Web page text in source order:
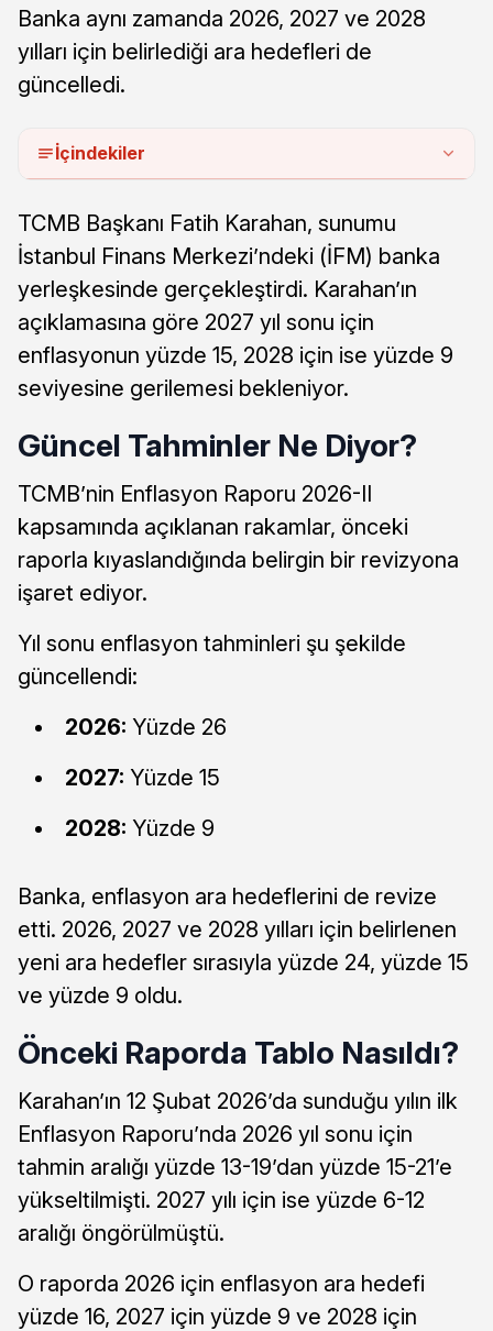
Banka aynı zamanda 2026, 2027 ve 2028
yılları için belirlediği ara hedefleri de
güncelledi.
İçindekiler
TCMB Başkanı Fatih Karahan, sunumu
İstanbul Finans Merkezi’ndeki (İFM) banka
yerleşkesinde gerçekleştirdi. Karahan’ın
açıklamasına göre 2027 yıl sonu için
enflasyonun yüzde 15, 2028 için ise yüzde 9
seviyesine gerilemesi bekleniyor.
Güncel Tahminler Ne Diyor?
TCMB’nin Enflasyon Raporu 2026-II
kapsamında açıklanan rakamlar, önceki
raporla kıyaslandığında belirgin bir revizyona
işaret ediyor.
Yıl sonu enflasyon tahminleri şu şekilde
güncellendi:
2026: Yüzde 26
2027: Yüzde 15
2028: Yüzde 9
Banka, enflasyon ara hedeflerini de revize
etti. 2026, 2027 ve 2028 yılları için belirlenen
yeni ara hedefler sırasıyla yüzde 24, yüzde 15
ve yüzde 9 oldu.
Önceki Raporda Tablo Nasıldı?
Karahan’ın 12 Şubat 2026’da sunduğu yılın ilk
Enflasyon Raporu’nda 2026 yıl sonu için
tahmin aralığı yüzde 13-19’dan yüzde 15-21’e
yükseltilmişti. 2027 yılı için ise yüzde 6-12
aralığı öngörülmüştü.
O raporda 2026 için enflasyon ara hedefi
yüzde 16, 2027 için yüzde 9 ve 2028 için